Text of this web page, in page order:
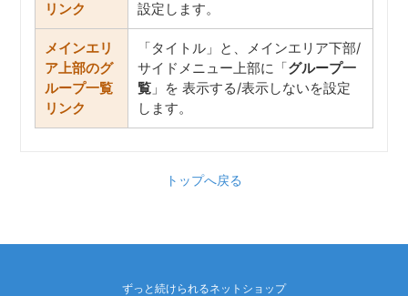
リンク
設定します。
メインエリ
ア上部のグ
ループ一覧
リンク
「タイトル」と、メインエリア下部/
サイドメニュー上部に「グループ一
覧 」を 表示する/表示しないを設定
します。
トップへ戻る
ずっと続けられるネットショップ